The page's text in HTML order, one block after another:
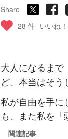
Share
28 件 いいね！
大人になるまで
ど、本当はそう
私が自由を手
も、また私を「
関連記事